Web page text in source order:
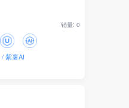
销量: 0
紫薯AI